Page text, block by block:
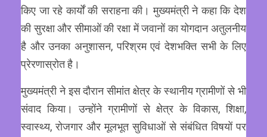
किए जा रहे कार्यों की सराहना की। मुख्यमंत्री ने कहा कि देश
की सुरक्षा और सीमाओं की रक्षा में जवानों का योगदान अतुलनीय
है और उनका अनुशासन, परिश्रम एवं देशभक्ति सभी के लिए
प्रेरणास्रोत है।
मुख्यमंत्री ने इस दौरान सीमांत क्षेत्र के स्थानीय ग्रामीणों से भी
संवाद किया। उन्होंने ग्रामीणों से क्षेत्र के विकास, शिक्षा,
स्वास्थ्य, रोजगार और मूलभूत सुविधाओं से संबंधित विषयों पर